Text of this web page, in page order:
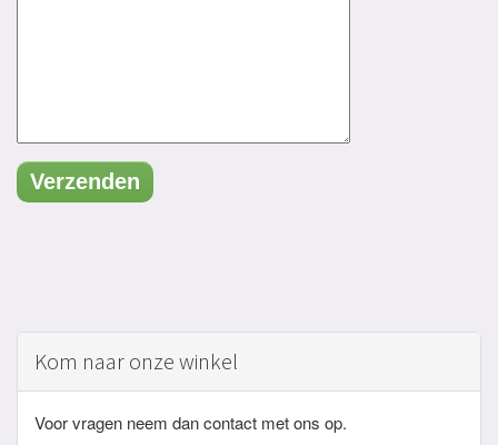
Kom naar onze winkel
Voor vragen neem dan contact met ons op.